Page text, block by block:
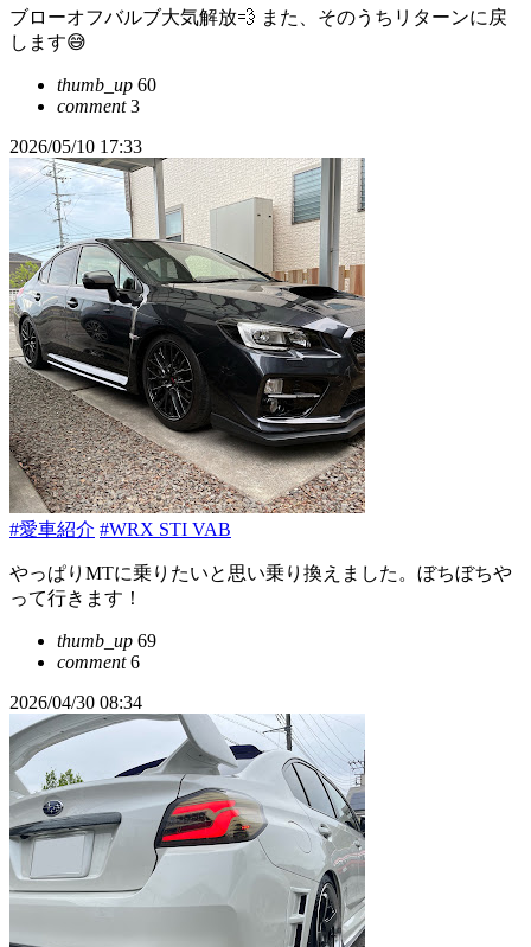
ブローオフバルブ大気解放💨 また、そのうちリターンに戻
します😅
thumb_up 60
comment3
2026/05/10 17:33
#愛車紹介 #WRX STI VAB
やっぱりMTに乗りたいと思い乗り換えました。ぼちぼちや
って行きます！
thumb_up 69
comment6
2026/04/30 08:34